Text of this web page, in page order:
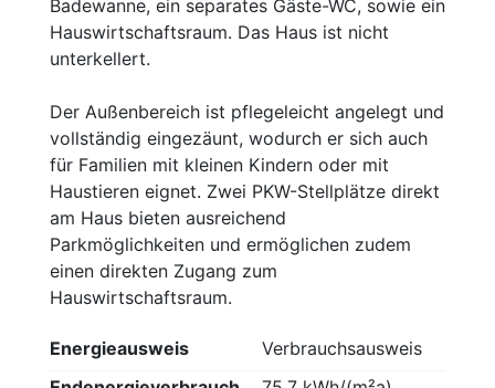
Badewanne, ein separates Gäste-WC, sowie ein
Hauswirtschaftsraum. Das Haus ist nicht
unterkellert.
Der Außenbereich ist pflegeleicht angelegt und
vollständig eingezäunt, wodurch er sich auch
für Familien mit kleinen Kindern oder mit
Haustieren eignet. Zwei PKW-Stellplätze direkt
am Haus bieten ausreichend
Parkmöglichkeiten und ermöglichen zudem
einen direkten Zugang zum
Hauswirtschaftsraum.
Energieausweis
Verbrauchsausweis